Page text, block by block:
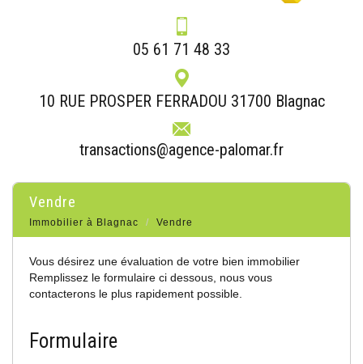
05 61 71 48 33
transactions@agence-palomar.fr
10 RUE PROSPER FERRADOU 31700 Blagnac
vendre
Immobilier à Blagnac Vendre
Vous désirez une évaluation de votre bien immobilier
Remplissez le formulaire ci dessous, nous vous
contacterons le plus rapidement possible.
Formulaire